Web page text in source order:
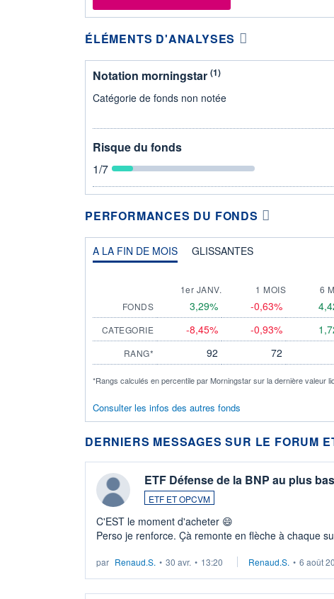
ÉLÉMENTS D'ANALYSES
Notation morningstar (1)
Catégorie de fonds non notée
Risque du fonds
1/7
PERFORMANCES DU FONDS
A LA FIN DE MOIS GLISSANTES
1er JANV. 1 MOIS 6
FONDS
3,29% -0,63%
CATEGORIE -8,45% -0,93%
RANG* 92 72
*Rangs calculés en percentile par Morningstar sur la dernière valeur
Consulter les infos des autres fonds
DERNIERS MESSAGES SUR LE FORUM
ETF Défense de la BNP au plus bas
ETF ET OPCVM
C'EST le moment d'acheter 😄​
Perso je renforce. Çà remonte en flèche à chaque
par Renaud.S. • 30 avr. • 13:20 Renaud.S. • 6 août